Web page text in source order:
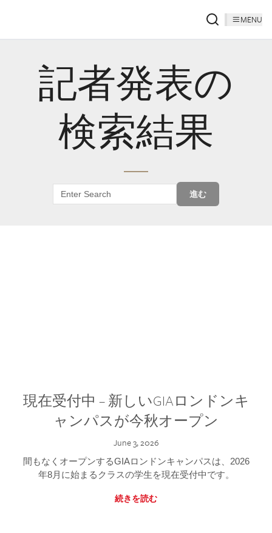
MENU
記者発表の
検索結果
進む
現在受付中 – 新しいGIAロンドンキ
ャンパスが今秋オープン
June 3, 2026
間もなくオープンするGIAロンドンキャンパスは、2026
年8月に始まるクラスの学生を現在受付中です。
続きを読む